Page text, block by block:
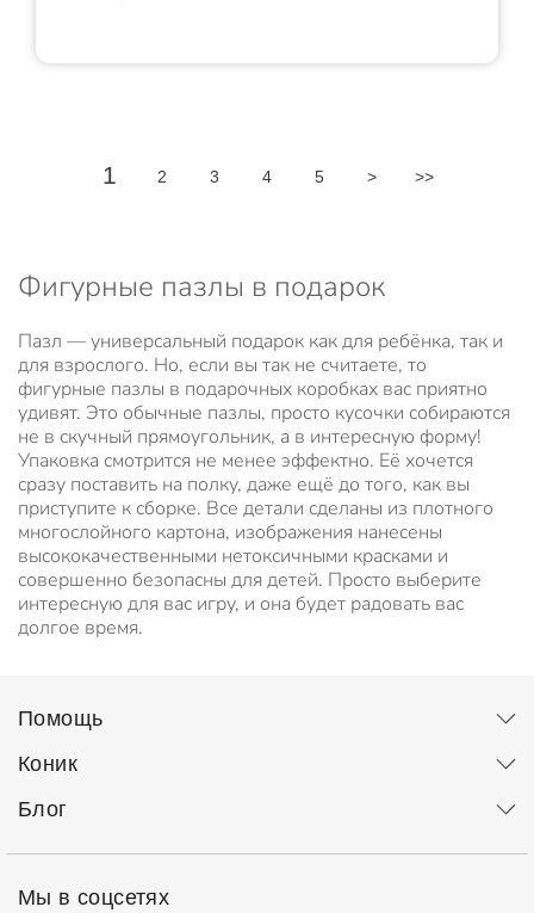
1 2 3 4 5 > >>
Фигурные пазлы в подарок
Пазл — универсальный подарок как для ребёнка, так и
для взрослого. Но, если вы так не считаете, то
фигурные пазлы в подарочных коробках вас приятно
удивят. Это обычные пазлы, просто кусочки собираются
не в скучный прямоугольник, а в интересную форму!
Упаковка смотрится не менее эффектно. Её хочется
сразу поставить на полку, даже ещё до того, как вы
приступите к сборке. Все детали сделаны из плотного
многослойного картона, изображения нанесены
высококачественными нетоксичными красками и
совершенно безопасны для детей. Просто выберите
интересную для вас игру, и она будет радовать вас
долгое время.
Помощь
Коник
Блог
Мы в соцсетях